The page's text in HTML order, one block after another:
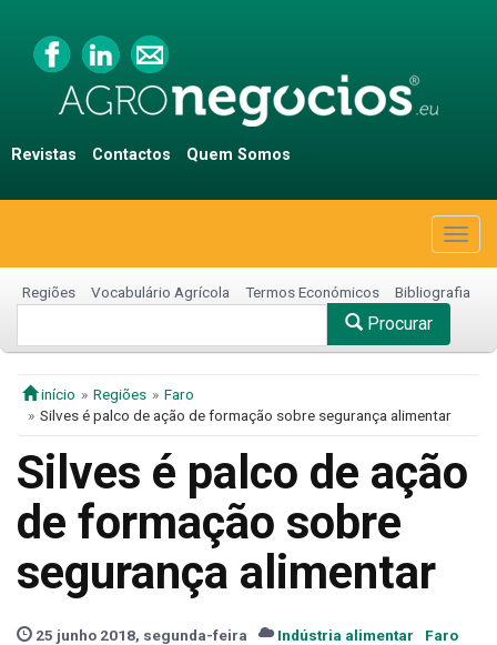
Revistas Contactos Quem Somos
Regiões Vocabulário Agrícola Termos Económicos Bibliografia
Procurar
início Regiões
Faro
Silves é palco de ação de formação sobre segurança alimentar
Silves é palco de ação
de formação sobre
segurança alimentar
25 junho 2018, segunda-feira Indústria alimentar Faro